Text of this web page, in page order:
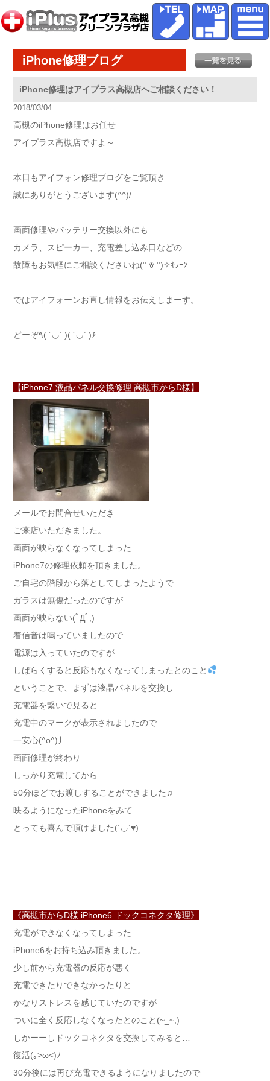
iPhone修理ブログ
iPhone修理はアイプラス高槻店へご相談ください！
2018/03/04
高槻のiPhone修理はお任せ
アイプラス高槻店ですよ～
本日もアイフォン修理ブログをご覧頂き
誠にありがとうございます(^^)/
画面修理やバッテリー交換以外にも
カメラ、スピーカー、充電差し込み口などの
故障もお気軽にご相談くださいね(° ꈊ °)✧ｷﾗｰﾝ
ではアイフォーンお直し情報をお伝えしまーす。
どーぞ٩( ´◡` )( ´◡` )۶
【iPhone7 液晶パネル交換修理 高槻市からD様】
メールでお問合せいただき
ご来店いただきました。
画面が映らなくなってしまった
iPhone7の修理依頼を頂きました。
ご自宅の階段から落としてしまったようで
ガラスは無傷だったのですが
画面が映らない(ﾟДﾟ;)
着信音は鳴っていましたので
電源は入っていたのですが
しばらくすると反応もなくなってしまったとのこと
ということで、まずは液晶パネルを交換し
充電器を繋いで見ると
充電中のマークが表示されましたので
一安心(^o^)丿
画面修理が終わり
しっかり充電してから
50分ほどでお渡しすることができました♫
映るようになったiPhoneをみて
とっても喜んで頂けました(´◡`♥)
《高槻市からD様 iPhone6 ドックコネクタ修理》
充電ができなくなってしまった
iPhone6をお持ち込み頂きました。
少し前から充電器の反応が悪く
充電できたりできなかったりと
かなりストレスを感じていたのですが
ついに全く反応しなくなったとのこと(~_~;)
しかーーしドックコネクタを交換してみると…
復活(｡>ω<)ﾉ
30分後には再び充電できるようになりましたので